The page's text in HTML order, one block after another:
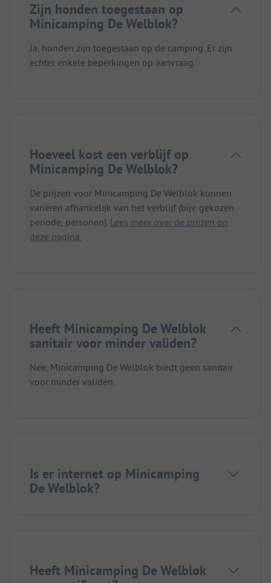
Zijn honden toegestaan op
Minicamping De Welblok?
Ja, honden zijn toegestaan op de camping. Er zijn
echter enkele beperkingen op aanvraag.
Hoeveel kost een verblijf op
Minicamping De Welblok?
De prijzen voor Minicamping De Welblok kunnen
variëren afhankelijk van het verblijf (bijv. gekozen
periode, personen). Lees meer over de prijzen op
deze pagina.
Heeft Minicamping De Welblok
sanitair voor minder validen?
Nee, Minicamping De Welblok biedt geen sanitair
voor minder validen.
Is er internet op Minicamping
De Welblok?
Heeft Minicamping De Welblok